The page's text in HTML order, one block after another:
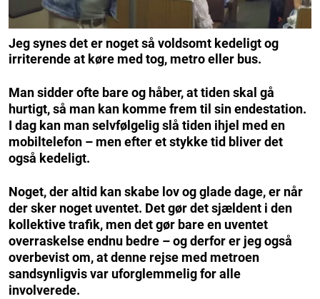
Jeg synes det er noget så voldsomt kedeligt og
irriterende at køre med tog, metro eller bus.
Man sidder ofte bare og håber, at tiden skal gå
hurtigt, så man kan komme frem til sin endestation.
I dag kan man selvfølgelig slå tiden ihjel med en
mobiltelefon – men efter et stykke tid bliver det
også kedeligt.
Noget, der altid kan skabe lov og glade dage, er når
der sker noget uventet. Det gør det sjældent i den
kollektive trafik, men det gør bare en uventet
overraskelse endnu bedre – og derfor er jeg også
overbevist om, at denne rejse med metroen
sandsynligvis var uforglemmelig for alle
involverede.